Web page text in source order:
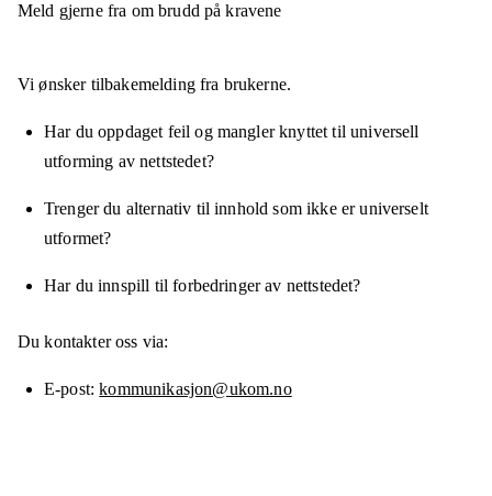
Meld gjerne fra om brudd på kravene
Vi ønsker tilbakemelding fra brukerne.
Har du oppdaget feil og mangler knyttet til universell
utforming av nettstedet?
Trenger du alternativ til innhold som ikke er universelt
utformet?
Har du innspill til forbedringer av nettstedet?
Du kontakter oss via:
E-post kommunikasjon@ukom.no